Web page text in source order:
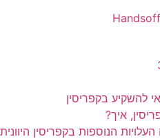
איך?
הנוספות בקפריסין